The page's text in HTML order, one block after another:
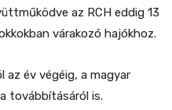
az RCH eddig 13
várakozó hajókhoz.
az év végéig, a magyar
továbbításáról is.